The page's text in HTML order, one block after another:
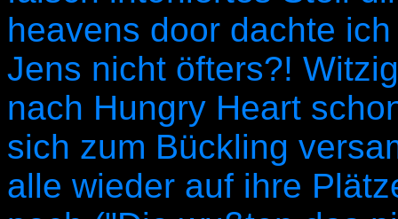
heavens door dachte
Jens nicht öfters?!
nach Hungry Heart
sich zum Bückling
alle wieder auf ihre